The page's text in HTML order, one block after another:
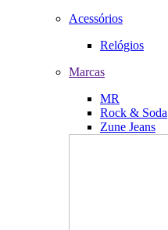
Acessórios
Relógios
Marcas
MR
Rock & Soda
Zune Jeans